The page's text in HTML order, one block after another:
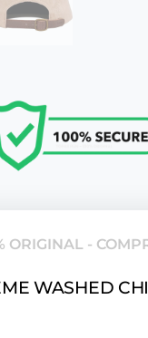
ORIGINAL -
WASHED